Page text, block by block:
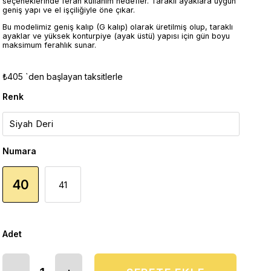
geniş yapı ve el işçiliğiyle öne çıkar.
Bu modelimiz geniş kalıp (G kalıp) olarak üretilmiş olup, taraklı
ayaklar ve yüksek konturpiye (ayak üstü) yapısı için gün boyu
maksimum ferahlık sunar.
₺405 `den başlayan taksitlerle
Renk
Numara
40 41
Adet